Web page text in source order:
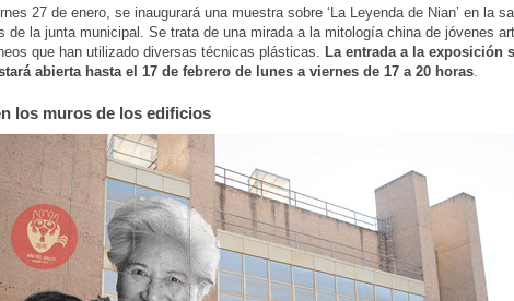
27 de enero, se inaugurará una muestra sobre ‘La Leyenda de Nian’ en la
de la junta municipal. Se trata de una mirada a la mitología china de jóvenes
que han utilizado diversas técnicas plásticas.
La entrada a la exposición
abierta hasta el 17 de febrero de lunes a viernes de 17 a 20 horas
los muros de los edificios